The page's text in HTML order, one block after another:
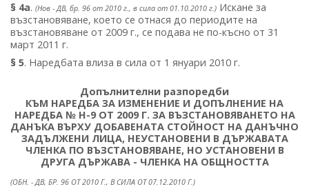
§ 4а. (Нов - ДВ, бр. 96 от 2010 г., в сила от 01.10.2010 г.) Искане за
възстановяване, което се отнася до периодите на
възстановяване от 2009 г., се подава не по-късно от 31
март 2011 г.
§ 5. Наредбата влиза в сила от 1 януари 2010 г.
Допълнителни разпоредби
КЪМ НАРЕДБА ЗА ИЗМЕНЕНИЕ И ДОПЪЛНЕНИЕ НА
НАРЕДБА № H-9 ОТ 2009 Г. ЗА ВЪЗСТАНОВЯВАНЕТО НА
ДАНЪКА ВЪРХУ ДОБАВЕНАТА СТОЙНОСТ НА ДАНЪЧНО
ЗАДЪЛЖЕНИ ЛИЦА, НЕУСТАНОВЕНИ В ДЪРЖАВАТА
ЧЛЕНКА ПО ВЪЗСТАНОВЯВАНЕ, НО УСТАНОВЕНИ В
ДРУГА ДЪРЖАВА - ЧЛЕНКА НА ОБЩНОСТТА
(ОБН. - ДВ, БР. 96 ОТ 2010 Г., В СИЛА ОТ 07.12.2010 Г.)